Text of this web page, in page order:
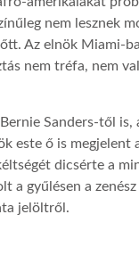
nem lesznek
Az elnök Miami-
nem tréfa, nem
Sanders-től is,
este ő is megjelent
dicsérte a
a gyűlésen a
jelöltről.